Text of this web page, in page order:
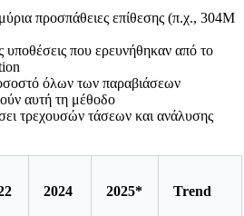
προσπάθειες επίθεσης (π.χ., 304M
που ερευνήθηκαν από το
όλων των παραβιάσεων
αυτή τη μέθοδο
τρεχουσών τάσεων και ανάλυσης
2024 2025* Trend